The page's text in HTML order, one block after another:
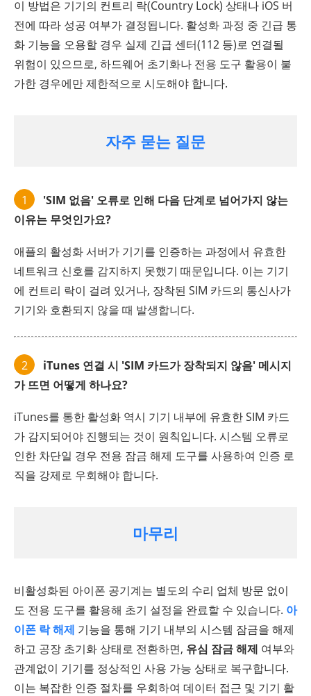
이 방법은 기기의 컨트리 락(Country Lock) 상태나 iOS 버
전에 따라 성공 여부가 결정됩니다. 활성화 과정 중 긴급 통
화 기능을 오용할 경우 실제 긴급 센터(112 등)로 연결될
위험이 있으므로, 하드웨어 초기화나 전용 도구 활용이 불
가한 경우에만 제한적으로 시도해야 합니다.
자주 묻는 질문
1
'SIM 없음' 오류로 인해 다음 단계로 넘어가지 않는
이유는 무엇인가요?
애플의 활성화 서버가 기기를 인증하는 과정에서 유효한
네트워크 신호를 감지하지 못했기 때문입니다. 이는 기기
에 컨트리 락이 걸려 있거나, 장착된 SIM 카드의 통신사가
기기와 호환되지 않을 때 발생합니다.
2
iTunes 연결 시 'SIM 카드가 장착되지 않음' 메시지
가 뜨면 어떻게 하나요?
iTunes를 통한 활성화 역시 기기 내부에 유효한 SIM 카드
가 감지되어야 진행되는 것이 원칙입니다. 시스템 오류로
인한 차단일 경우 전용 잠금 해제 도구를 사용하여 인증 로
직을 강제로 우회해야 합니다.
마무리
비활성화된 아이폰 공기계는 별도의 수리 업체 방문 없이
도 전용 도구를 활용해 초기 설정을 완료할 수 있습니다. 아
이폰 락 해제 기능을 통해 기기 내부의 시스템 잠금을 해제
하고 공장 초기화 상태로 전환하면, 유심 잠금 해제 여부와
관계없이 기기를 정상적인 사용 가능 상태로 복구합니다.
이는 복잡한 인증 절차를 우회하여 데이터 접근 및 기기 활